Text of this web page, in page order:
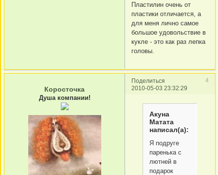
Пластилин очень от
пластики отличается, а
для меня лично самое
большое удовольствие в
кукле - это как раз лепка
головы.
Поделиться
4
2010-05-03 23:32:29
Коросточка
Душа компании!
Акуна
Матата
написал(а):
Я подруге
паренька с
лютней в
подарок